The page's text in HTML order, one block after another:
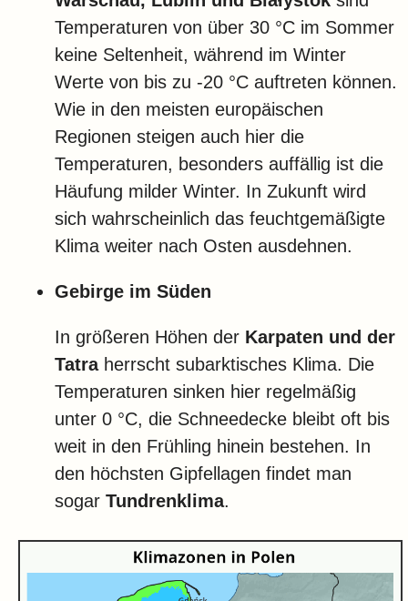
Temperaturen von über 30 °C im Sommer
keine Seltenheit, während im Winter
Werte von bis zu -20 °C auftreten können.
Wie in den meisten europäischen
Regionen steigen auch hier die
Temperaturen, besonders auffällig ist die
Häufung milder Winter. In Zukunft wird
sich wahrscheinlich das feuchtgemäßigte
Klima weiter nach Osten ausdehnen.
Gebirge im Süden
In größeren Höhen der Karpaten und der
Tatraherrscht subarktisches Klima. Die
Temperaturen sinken hier regelmäßig
unter 0 °C, die Schneedecke bleibt oft bis
weit in den Frühling hinein bestehen. In
den höchsten Gipfellagen findet man
sogar Tundrenklima.